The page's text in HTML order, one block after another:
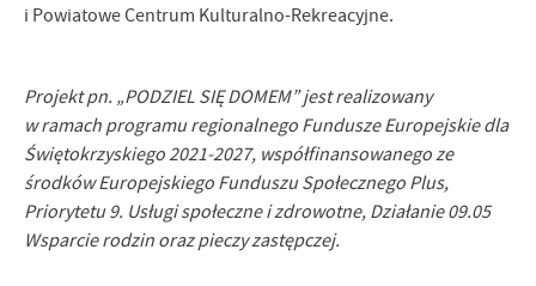
i Powiatowe Centrum Kulturalno-Rekreacyjne.
Projekt pn. „PODZIEL SIĘ DOMEM” jest realizowany
w ramach programu regionalnego Fundusze Europejskie dla
Świętokrzyskiego 2021-2027, współfinansowanego ze
środków Europejskiego Funduszu Społecznego Plus,
Priorytetu 9. Usługi społeczne i zdrowotne, Działanie 09.05
Wsparcie rodzin oraz pieczy zastępczej.